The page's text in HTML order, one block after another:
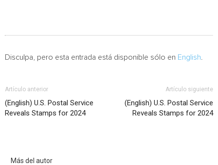
Disculpa, pero esta entrada está disponible sólo en English
Artículo anterior
(English) U.S. Postal Service
Reveals Stamps for 2024
Artículo siguiente
(English) U.S. Postal Service
Reveals Stamps for 2024
Más del autor